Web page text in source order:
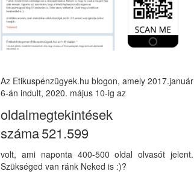
Az Etikuspénzügyek.hu blogon, amely 2017.január
6-án indult, 2020. május 10-ig az
oldalmegtekintések
száma521.599
volt, ami naponta 400-500 oldal olvasót jelent.
Szükséged van ránk Neked is :)?